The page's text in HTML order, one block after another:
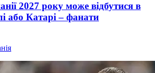
2027 року може відбутися в
або Катарі – фанати